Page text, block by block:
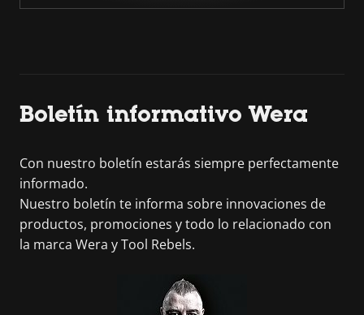
Boletín informativo Wera
Con nuestro boletín estarás siempre perfectamente
informado.
Nuestro boletín te informa sobre innovaciones de
productos, promociones y todo lo relacionado con
la marca Wera y Tool Rebels.